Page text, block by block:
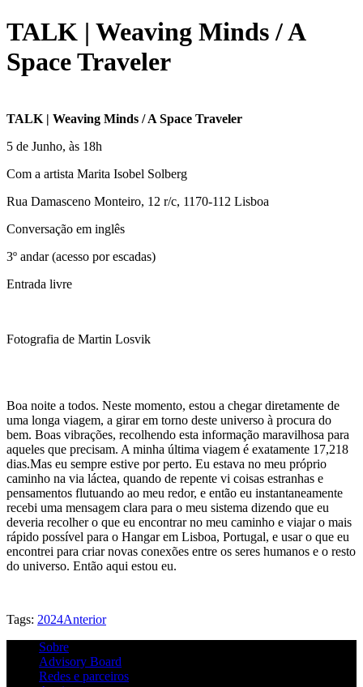
TALK | Weaving Minds / A
Space Traveler
TALK | Weaving Minds / A Space Traveler
5 de Junho, às 18h
Com a artista Marita Isobel Solberg
Rua Damasceno Monteiro, 12 r/c, 1170-112 Lisboa
Conversação em inglês
3º andar (acesso por escadas)
Entrada livre
Fotografia de Martin Losvik
Boa noite a todos. Neste momento, estou a chegar diretamente de
uma longa viagem, a girar em torno deste universo à procura do
bem. Boas vibrações, recolhendo esta informação maravilhosa para
aqueles que precisam. A minha última viagem é exatamente 17,218
dias.Mas eu sempre estive por perto. Eu estava no meu próprio
caminho na via láctea, quando de repente vi coisas estranhas e
pensamentos flutuando ao meu redor, e então eu instantaneamente
recebi uma mensagem clara para o meu sistema dizendo que eu
deveria recolher o que eu encontrar no meu caminho e viajar o mais
rápido possível para o Hangar em Lisboa, Portugal, e usar o que eu
encontrei para criar novas conexões entre os seres humanos e o resto
do universo. Então aqui estou eu.
Tags: 2024Anterior
Sobre
Advisory Board
Redes e parceiros